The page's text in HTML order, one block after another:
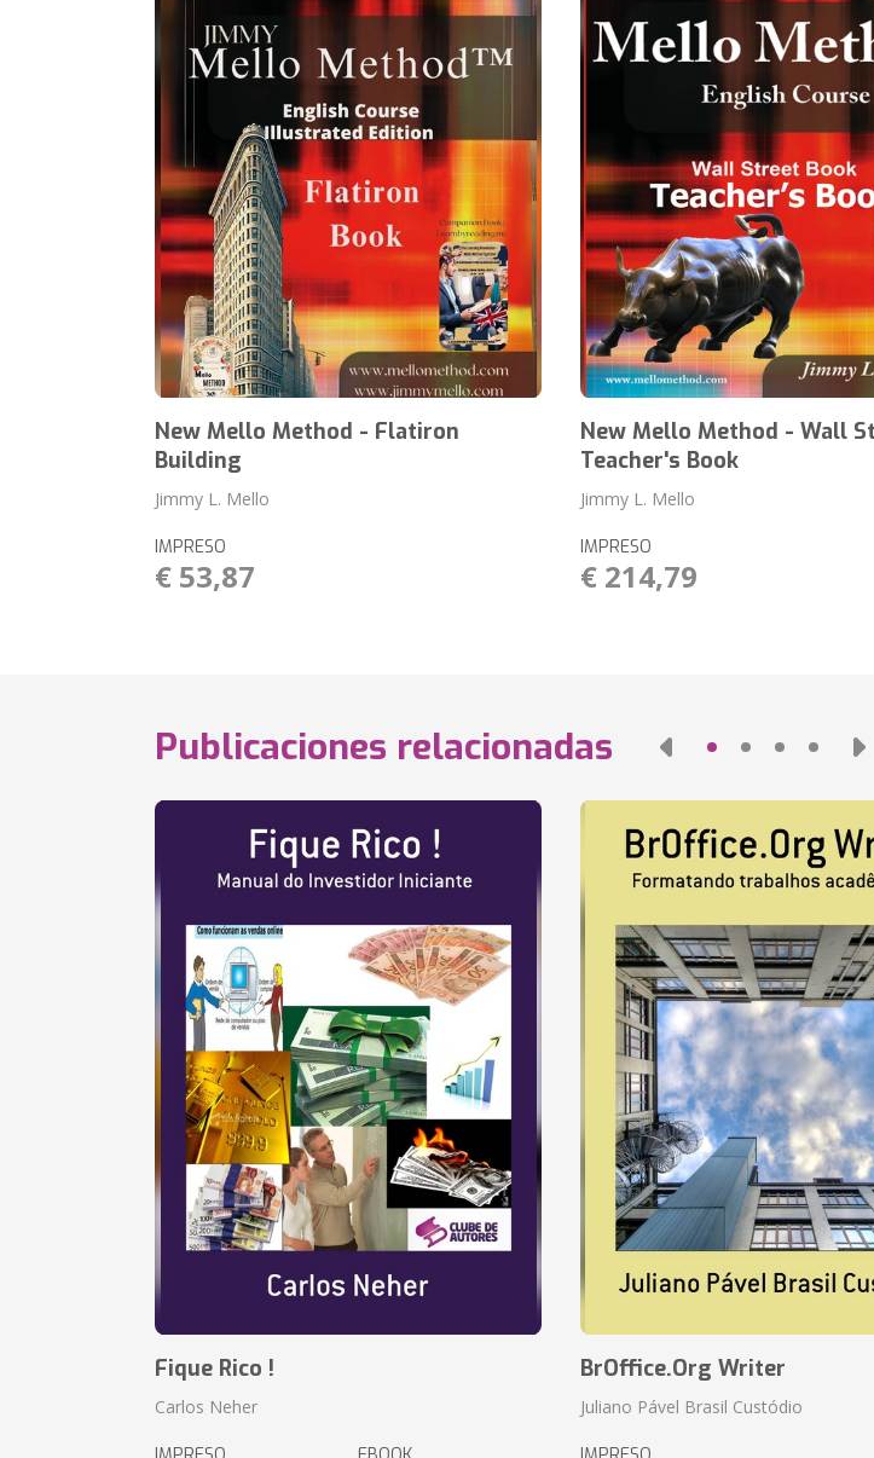
New Mello Method - Flatiron
Building
Jimmy L. Mello
IMPRESO
€ 53,87
New Mello Method - Wall
Teacher's Book
Jimmy L. Mello
IMPRESO
€ 214,79
Publicaciones relacionadas
Fique Rico !
Carlos Neher
BrOffice.Org Writer
Juliano Pável Brasil Custódio